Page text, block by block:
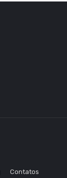
Contatos